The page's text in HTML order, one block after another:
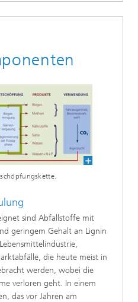
sind Abfallstoffe mit
geringem Gehalt an Lignin
die heute meist in
werden, wobei die
verloren geht. In einem
das vor Jahren am